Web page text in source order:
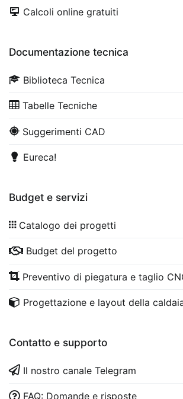
Calcoli online gratuiti
Documentazione tecnica
Biblioteca Tecnica
Tabelle Tecniche
Suggerimenti CAD
Eureca!
Budget e servizi
Catalogo dei progetti
Budget del progetto
Preventivo di piegatura e taglio
Progettazione e layout della
Contatto e supporto
Il nostro canale Telegram
FAQ: Domande e risposte